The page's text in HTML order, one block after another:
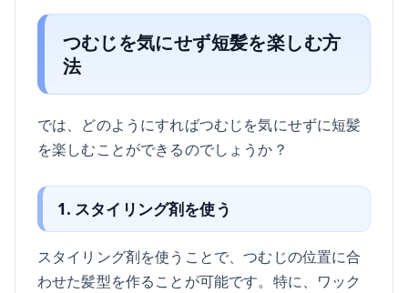
つむじを気にせず短髪を楽しむ方
法
では、どのようにすればつむじを気にせずに短髪
を楽しむことができるのでしょうか？
1. スタイリング剤を使う
スタイリング剤を使うことで、つむじの位置に合
わせた髪型を作ることが可能です。特に、ワック